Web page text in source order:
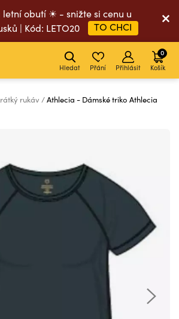
letní obutí ☀ - snižte si cenu u
| Kód: LETO20
TO CHCI
Hledat Přání Přihlásit Košík
0
rukáv
Athlecia - Dámské triko Athlecia